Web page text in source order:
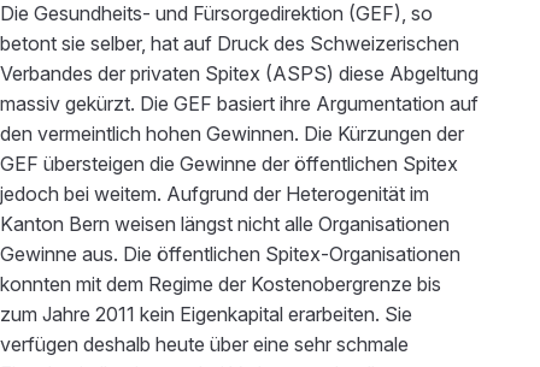
Die Gesundheits- und Fürsorgedirektion (GEF), so
betont sie selber, hat auf Druck des Schweizerischen
Verbandes der privaten Spitex (ASPS) diese Abgeltung
massiv gekürzt. Die GEF basiert ihre Argumentation auf
den vermeintlich hohen Gewinnen. Die Kürzungen der
GEF übersteigen die Gewinne der öffentlichen Spitex
jedoch bei weitem. Aufgrund der Heterogenität im
Kanton Bern weisen längst nicht alle Organisationen
Gewinne aus. Die öffentlichen Spitex-Organisationen
konnten mit dem Regime der Kostenobergrenze bis
zum Jahre 2011 kein Eigenkapital erarbeiten. Sie
verfügen deshalb heute über eine sehr schmale